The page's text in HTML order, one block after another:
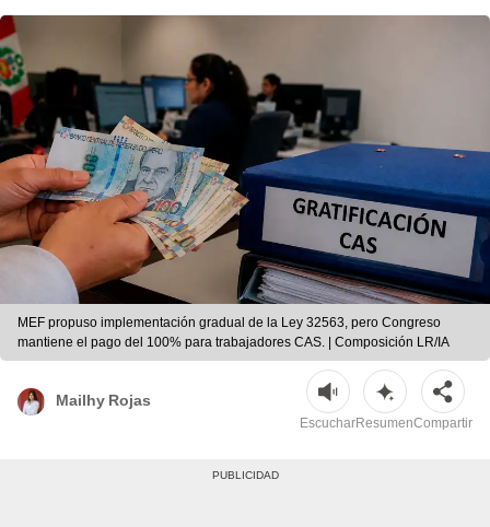
MEF propuso implementación gradual de la Ley 32563, pero Congreso
mantiene el pago del 100% para trabajadores CAS. | Composición LR/IA
Mailhy Rojas
EscucharResumenCompartir